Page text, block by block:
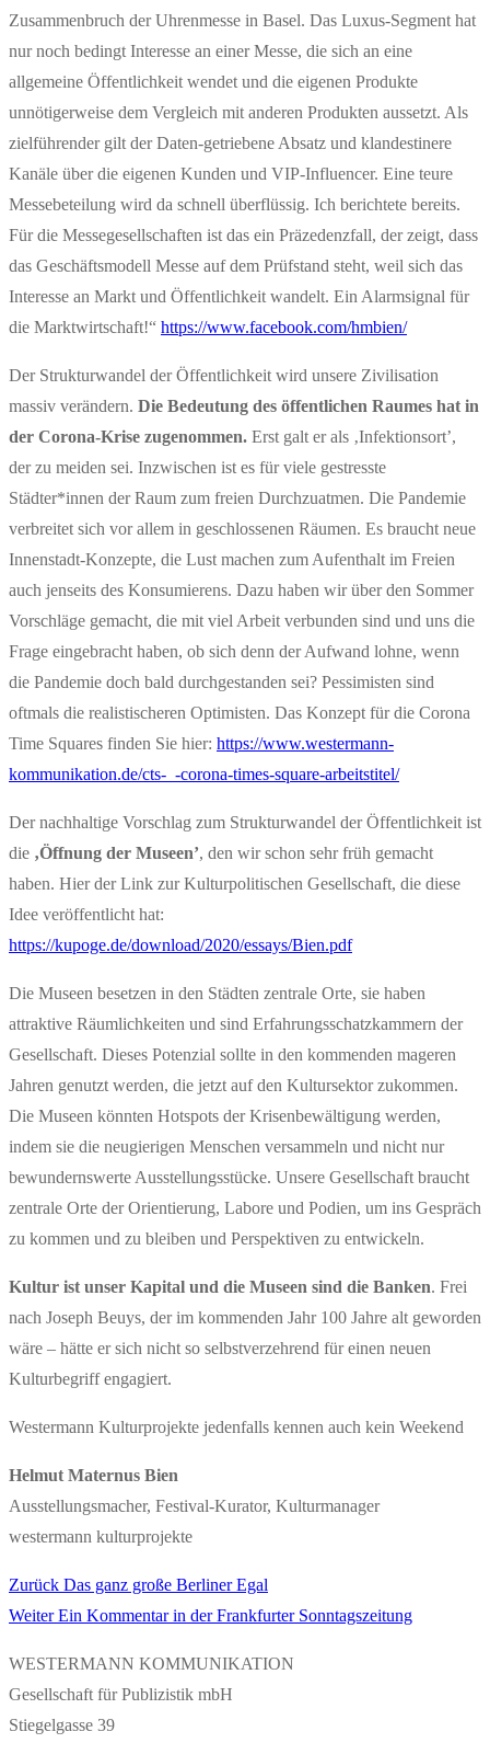
Zusammenbruch der Uhrenmesse in Basel. Das Luxus-Segment hat
nur noch bedingt Interesse an einer Messe, die sich an eine
allgemeine Öffentlichkeit wendet und die eigenen Produkte
unnötigerweise dem Vergleich mit anderen Produkten aussetzt. Als
zielführender gilt der Daten-getriebene Absatz und klandestinere
Kanäle über die eigenen Kunden und VIP-Influencer. Eine teure
Messebeteilung wird da schnell überflüssig. Ich berichtete bereits.
Für die Messegesellschaften ist das ein Präzedenzfall, der zeigt, dass
das Geschäftsmodell Messe auf dem Prüfstand steht, weil sich das
Interesse an Markt und Öffentlichkeit wandelt. Ein Alarmsignal für
die Marktwirtschaft!“ https://www.facebook.com/hmbien/
Der Strukturwandel der Öffentlichkeit wird unsere Zivilisation
massiv verändern. Die Bedeutung des öffentlichen Raumes hat in
der Corona-Krise zugenommen. Erst galt er als ‚Infektionsort’,
der zu meiden sei. Inzwischen ist es für viele gestresste
Städter*innen der Raum zum freien Durchzuatmen. Die Pandemie
verbreitet sich vor allem in geschlossenen Räumen. Es braucht neue
Innenstadt-Konzepte, die Lust machen zum Aufenthalt im Freien
auch jenseits des Konsumierens. Dazu haben wir über den Sommer
Vorschläge gemacht, die mit viel Arbeit verbunden sind und uns die
Frage eingebracht haben, ob sich denn der Aufwand lohne, wenn
die Pandemie doch bald durchgestanden sei? Pessimisten sind
oftmals die realistischeren Optimisten. Das Konzept für die Corona
Time Squares finden Sie hier: https://www.westermann-
kommunikation.de/cts-_-corona-times-square-arbeitstitel/
Der nachhaltige Vorschlag zum Strukturwandel der Öffentlichkeit ist
die ‚Öffnung der Museen’, den wir schon sehr früh gemacht
haben. Hier der Link zur Kulturpolitischen Gesellschaft, die diese
Idee veröffentlicht hat:
https://kupoge.de/download/2020/essays/Bien.pdf
Die Museen besetzen in den Städten zentrale Orte, sie haben
attraktive Räumlichkeiten und sind Erfahrungsschatzkammern der
Gesellschaft. Dieses Potenzial sollte in den kommenden mageren
Jahren genutzt werden, die jetzt auf den Kultursektor zukommen.
Die Museen könnten Hotspots der Krisenbewältigung werden,
indem sie die neugierigen Menschen versammeln und nicht nur
bewundernswerte Ausstellungsstücke. Unsere Gesellschaft braucht
zentrale Orte der Orientierung, Labore und Podien, um ins Gespräch
zu kommen und zu bleiben und Perspektiven zu entwickeln.
Kultur ist unser Kapital und die Museen sind die Banken. Frei
nach Joseph Beuys, der im kommenden Jahr 100 Jahre alt geworden
wäre – hätte er sich nicht so selbstverzehrend für einen neuen
Kulturbegriff engagiert.
Westermann Kulturprojekte jedenfalls kennen auch kein Weekend
Helmut Maternus Bien
Ausstellungsmacher, Festival-Kurator, Kulturmanager
westermann kulturprojekte
Beitragsnavigation
Zurück Vorheriger
Beitrag:
Das ganz große Berliner Egal
Weiter Nächster
Ein Kommentar in der Frankfurter Sonntagszeitung
WESTERMANN KOMMUNIKATION
Gesellschaft für Publizistik mbH
Stiegelgasse 39